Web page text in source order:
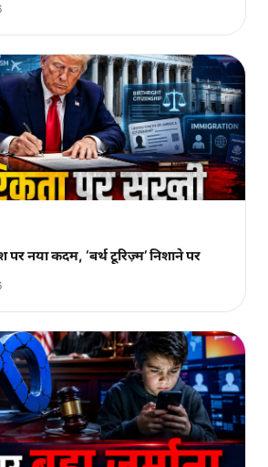
पर नया कदम, ‘बर्थ टूरिज़्म’ निशाने पर